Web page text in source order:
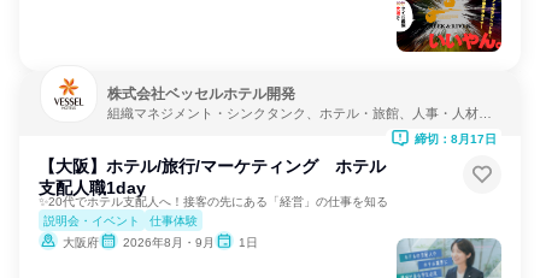
株式会社ベッセルホテル開発
組織マネジメント・シンクタンク、ホテル・旅館、人事・人材サ
【大阪】ホテル/旅行/マーケティング ホテル
支配人職1day
✨20代でホテル支配人へ！接客の先にある「経営」の仕事を知る
説明会・イベント
仕事体験
大阪府
2026年8月・9月 1日
締切：8月17日